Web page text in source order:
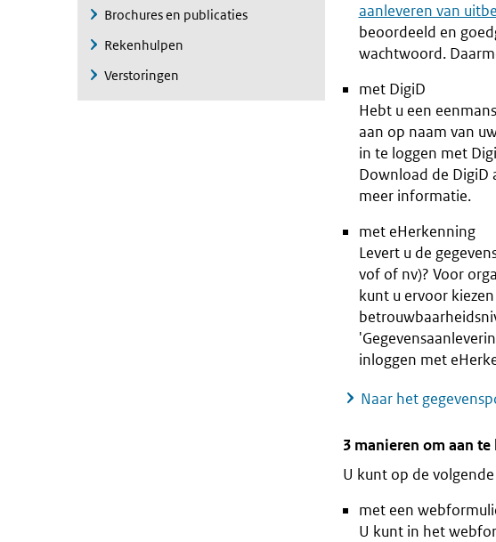
Brochures en publicaties
Rekenhulpen
Verstoringen
aanleveren van
beoordeeld en
wachtwoord.
met DigiD
Hebt u een
aan op naam van
in te loggen met
Download de DigiD
meer informatie.
met eHerkenning
Levert u de
vof of nv)? Voor
kunt u ervoor
inloggen met
Naar het
3 manieren om aan
U kunt op de
met een
U kunt in het